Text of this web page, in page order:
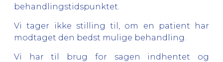
behandlingstidspunktet.
Vi tager ikke stilling til, om en patient har
modtaget den bedst mulige behandling.
Vi har til brug for sagen indhentet og